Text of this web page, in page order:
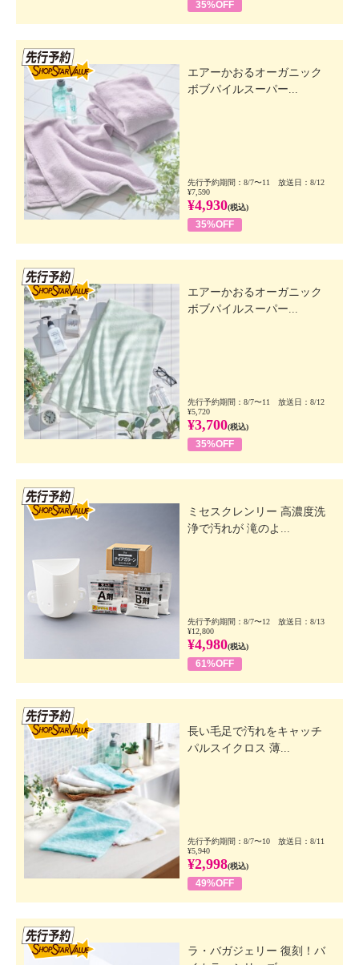
35%OFF
エアーかおるオーガニック
ボブパイルスーパー...
先行予約期間：8/7〜11 放送日：8/12
¥7,590
¥4,930(税込)
35%OFF
エアーかおるオーガニック
ボブパイルスーパー...
先行予約期間：8/7〜11 放送日：8/12
¥5,720
¥3,700(税込)
35%OFF
ミセスクレンリー 高濃度洗
浄で汚れが 滝のよ...
先行予約期間：8/7〜12 放送日：8/13
¥12,800
¥4,980(税込)
61%OFF
長い毛足で汚れをキャッチ
パルスイクロス 薄...
先行予約期間：8/7〜10 放送日：8/11
¥5,940
¥2,998(税込)
49%OFF
ラ・バガジェリー 復刻！バ